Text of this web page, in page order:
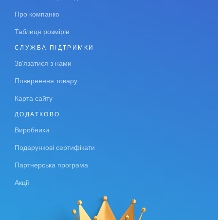
Про компанію
Таблиця розмірів
СЛУЖБА ПІДТРИМКИ
Зв'язатися з нами
Повернення товару
Карта сайту
ДОДАТКОВО
Виробники
Подарункові сертифікати
Партнерська програма
Акції